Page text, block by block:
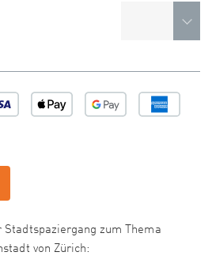
zum Thema
von Zürich: